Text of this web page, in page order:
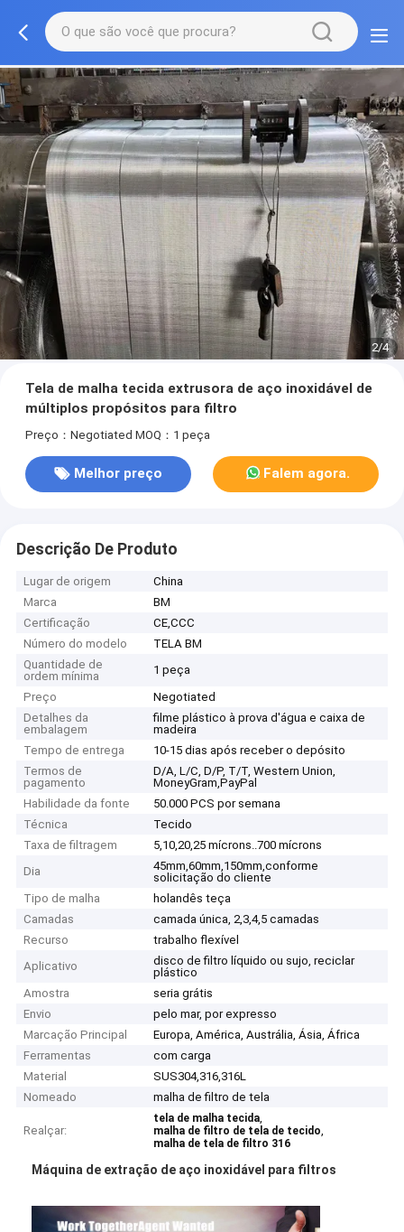
2/4
Tela de malha tecida extrusora de aço inoxidável de
múltiplos propósitos para filtro
Preço：Negotiated MOQ：1 peça
Melhor preço Falem agora.
Descrição De Produto
Lugar de origem
China
Marca
BM
Certificação
CE,CCC
Número do modelo
TELA BM
Quantidade de
ordem mínima
1 peça
Preço
Negotiated
Detalhes da
embalagem
filme plástico à prova d'água e caixa de
madeira
Tempo de entrega
10-15 dias após receber o depósito
Termos de
pagamento
D/A, L/C, D/P, T/T, Western Union,
MoneyGram,PayPal
Habilidade da fonte
50.000 PCS por semana
Técnica
Tecido
Taxa de filtragem
5,10,20,25 mícrons..700 mícrons
Dia
45mm,60mm,150mm,conforme
solicitação do cliente
Tipo de malha
holandês teça
Camadas
camada única, 2,3,4,5 camadas
Recurso
trabalho flexível
Aplicativo
disco de filtro líquido ou sujo, reciclar
plástico
Amostra
seria grátis
Envio
pelo mar, por expresso
Marcação Principal
Europa, América, Austrália, Ásia, África
Ferramentas
com carga
Material
SUS304,316,316L
Nomeado
malha de filtro de tela
Realçar:
tela de malha tecida,
malha de filtro de tela de tecido,
malha de tela de filtro 316
Máquina de extração de aço inoxidável para filtros